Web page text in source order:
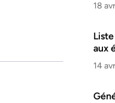
18
aux
14